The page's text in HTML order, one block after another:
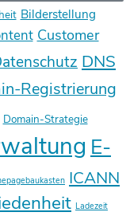
Bilderstellung
Customer
DNS
Registrierung
Domain-Strategie
E-
ICANN
Ladezeit